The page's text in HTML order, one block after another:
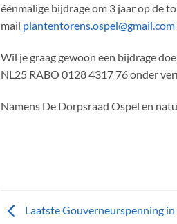
éénmalige bijdrage om 3 jaar op de
mail plantentorens.ospel@gmail.com
Wil je graag gewoon een bijdrage
NL25 RABO 0128 4317 76 onder
Namens De Dorpsraad Ospel en
Laatste Gouverneurspenning